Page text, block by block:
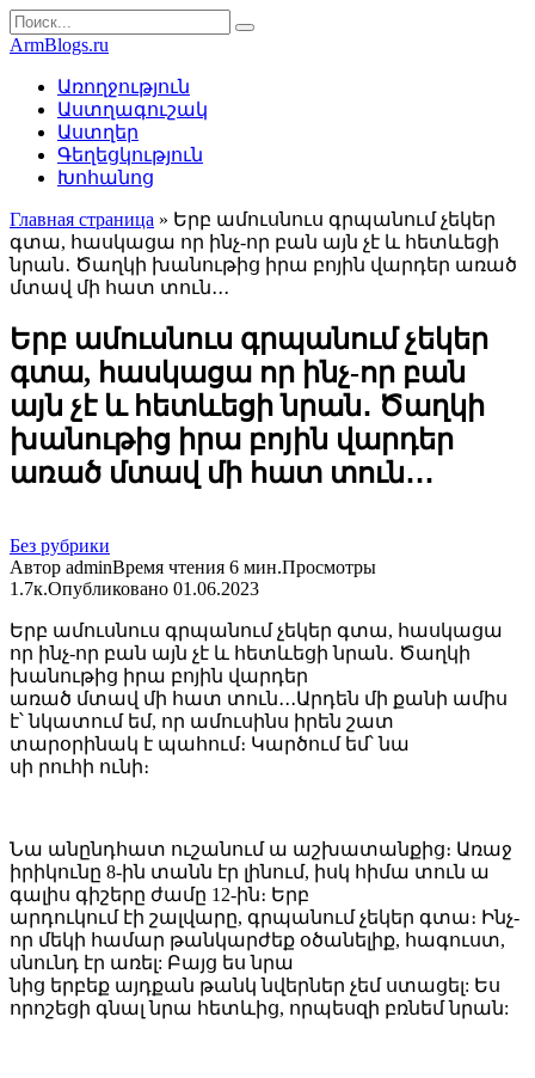
Перейти
к
контенту
Search
for:
ArmBlogs.ru
Առողջություն
Աստղագուշակ
Աստղեր
Գեղեցկություն
Խոհանոց
Главная страница » Երբ ամուսնուս գրպանում չեկեր
գտա, հասկացա որ ինչ-որ բան այն չէ և հետևեցի
նրան․ Ծաղկի խանութից իրա բոյին վարդեր առած
մտավ մի հատ տուն․․․
Երբ ամուսնուս գրպանում չեկեր
գտա, հասկացա որ ինչ-որ բան
այն չէ և հետևեցի նրան․ Ծաղկի
խանութից իրա բոյին վարդեր
առած մտավ մի հատ տուն․․․
Без рубрики
Автор adminВремя чтения 6 мин.Просмотры
1.7к.Опубликовано 01.06.2023
Երբ ամուսնուս գրպանում չեկեր գտա, հասկացա
որ ինչ-որ բան այն չէ և հետևեցի նրան․ Ծաղկի
խանութից իրա բոյին վարդեր
առած մտավ մի հատ տուն․․․Արդեն մի քանի ամիս
է՝ նկատում եմ, որ ամուսինս իրեն շատ
տարօրինակ է պահում։ Կարծում եմ՝ նա
սի րուհի ունի։
Նա անընդհատ ուշանում ա աշխատանքից։ Առաջ
իրիկունը 8-ին տանն էր լինում, իսկ հիմա տուն ա
գալիս գիշերը ժամը 12-ին։ Երբ
արդուկում էի շալվարը, գրպանում չեկեր գտա։ Ինչ-
որ մեկի համար թանկարժեք օծանելիք, հագուստ,
սնունդ էր առել: Բայց ես նրա
նից երբեք այդքան թանկ նվերներ չեմ ստացել: Ես
որոշեցի գնալ նրա հետևից, որպեսզի բռնեմ նրան: